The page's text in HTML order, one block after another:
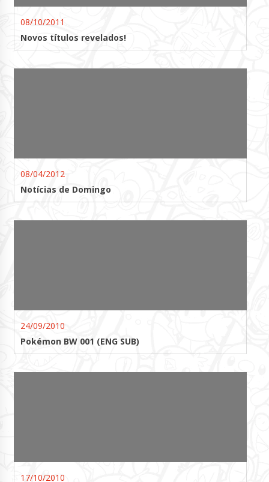
08/10/2011
Novos títulos revelados!
08/04/2012
Notícias de Domingo
24/09/2010
Pokémon BW 001 (ENG SUB)
17/10/2010